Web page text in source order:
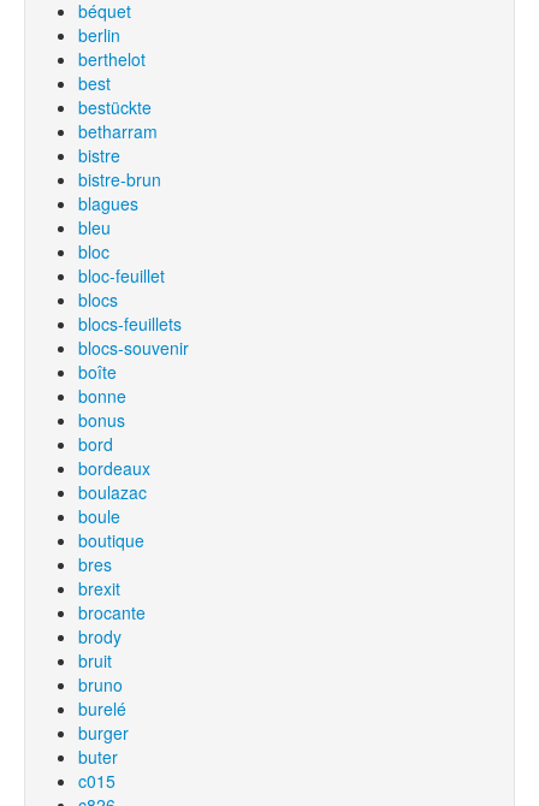
béquet
berlin
berthelot
best
bestückte
betharram
bistre
bistre-brun
blagues
bleu
bloc
bloc-feuillet
blocs
blocs-feuillets
blocs-souvenir
boîte
bonne
bonus
bord
bordeaux
boulazac
boule
boutique
bres
brexit
brocante
brody
bruit
bruno
burelé
burger
buter
c015